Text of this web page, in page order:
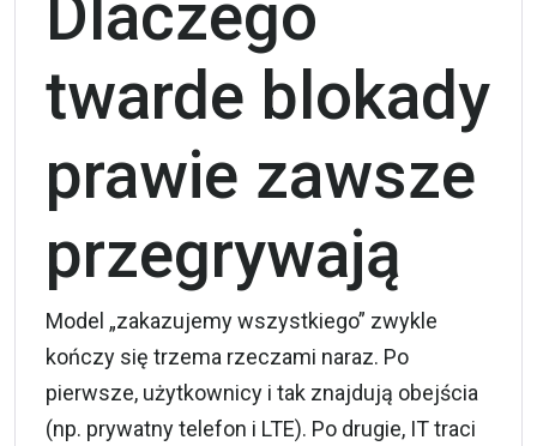
Dlaczego
twarde blokady
prawie zawsze
przegrywają
Model „zakazujemy wszystkiego” zwykle
kończy się trzema rzeczami naraz. Po
pierwsze, użytkownicy i tak znajdują obejścia
(np. prywatny telefon i LTE). Po drugie, IT traci